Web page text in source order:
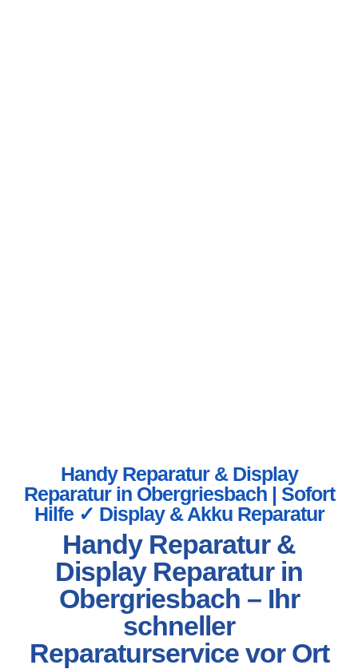
Handy Reparatur & Display
Reparatur in Obergriesbach | Sofort
Hilfe ✓ Display & Akku Reparatur
Handy Reparatur &
Display Reparatur in
Obergriesbach – Ihr
schneller
Reparaturservice vor Ort